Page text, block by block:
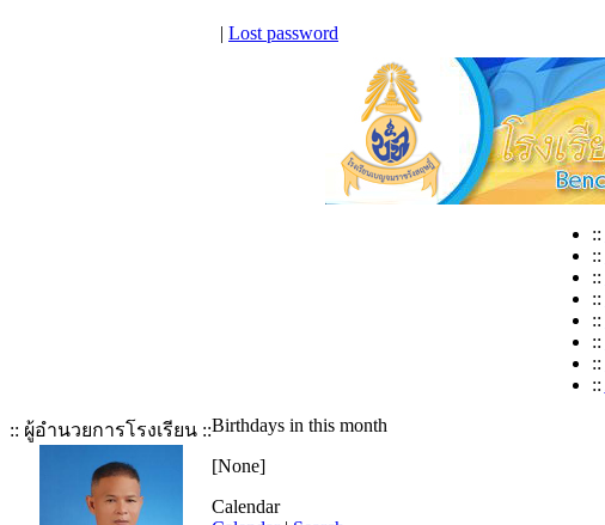
| Lost password
::
::
::
::
::
::
::
::
:: ผู้อำนวยการโรงเรียน ::Birthdays in this month
[None]
Calendar